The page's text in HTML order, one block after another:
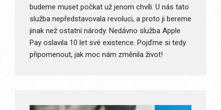
budeme muset počkat už jenom chvíli. U nás tato
služba nepředstavovala revoluci, a proto ji bereme
jinak než ostatní národy. Nedávno služba Apple
Pay oslavila 10 let své existence. Pojďme si tedy
připomenout, jak moc nám změnila život!